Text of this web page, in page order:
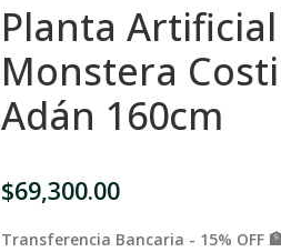
Planta Artificial
Monstera
Adán 160cm
$69,300.00
Transferencia Bancaria - 15% OFF